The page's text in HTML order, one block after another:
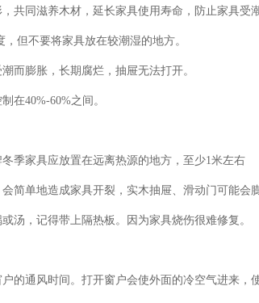
共同滋养木材，延长家具使用寿命，防止家具受潮
但不要将家具放在较潮湿的地方。
而膨胀，长期腐烂，抽屉无法打开。
在40%-60%之间。
季家具应放置在远离热源的地方，至少1米左右
简单地造成家具开裂，实木抽屉、滑动门可能会
汤，记得带上隔热板。因为家具烧伤很难修复。
的通风时间。打开窗户会使外面的冷空气进来，